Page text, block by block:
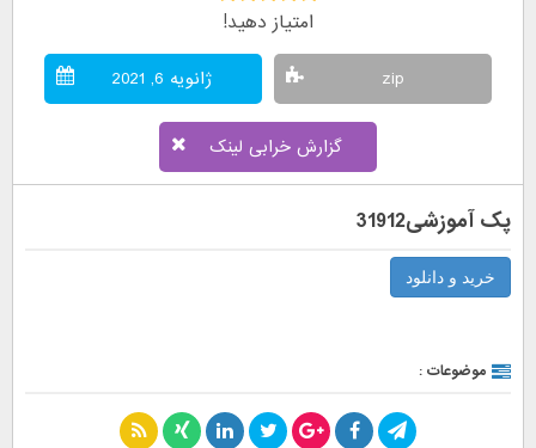
امتیاز دهید!
zip ژانویه 6, 2021
گزارش خرابی لینک
پک آموزشی31912
خرید و دانلود
موضوعات :